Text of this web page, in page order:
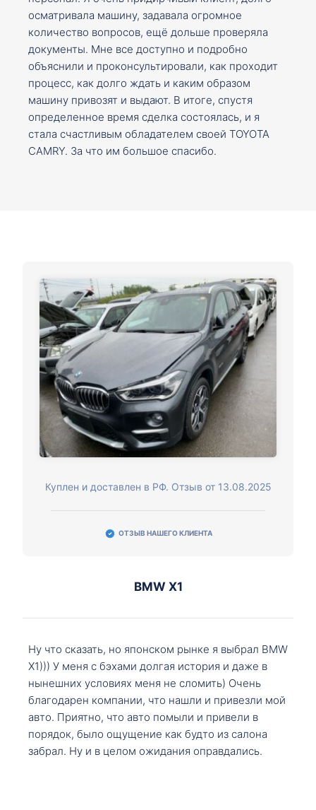
осматривала машину, задавала огромное
количество вопросов, ещё дольше проверяла
документы. Мне все доступно и подробно
объяснили и проконсультировали, как проходит
процесс, как долго ждать и каким образом
машину привозят и выдают. В итоге, спустя
определенное время сделка состоялась, и я
стала счастливым обладателем своей TOYOTA
CAMRY. За что им большое спасибо.
Куплен и доставлен в РФ. Отзыв от 13.08.2025
ОТЗЫВ НАШЕГО КЛИЕНТА
BMW X1
Ну что сказать, но японском рынке я выбрал BMW
X1))) У меня с бэхами долгая история и даже в
нынешних условиях меня не сломить) Очень
благодарен компании, что нашли и привезли мой
авто. Приятно, что авто помыли и привели в
порядок, было ощущение как будто из салона
забрал. Ну и в целом ожидания оправдались.